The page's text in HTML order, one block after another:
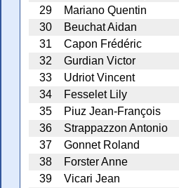
29
Mariano Quentin
30
Beuchat Aidan
31
Capon Frédéric
32
Gurdian Victor
33
Udriot Vincent
34
Fesselet Lily
35
Piuz Jean-François
36
Strappazzon Antonio
37
Gonnet Roland
38
Forster Anne
39
Vicari Jean